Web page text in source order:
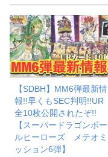
【SDBH】MM6弾最新情
報!!早くもSEC判明!!UR
全10枚公開されたぞ!!
【スーパードラゴンボー
ルヒーローズ メテオミ
ッション6弾】